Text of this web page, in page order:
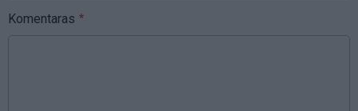
Komentaras